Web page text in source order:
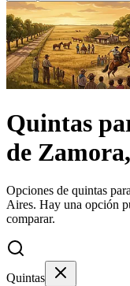
Quintas
de
Opciones de quintas
Aires. Hay una opción
comparar.
Quintas